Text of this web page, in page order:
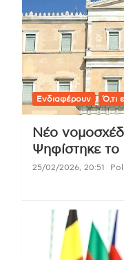
Ενδιαφέρουν Ό,τι
Νέο
Ψηφίστηκε
25/02/2026, 20:51